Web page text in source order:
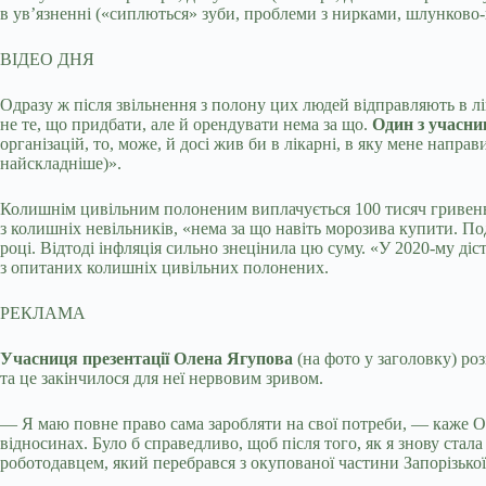
в ув’язненні («сиплються» зуби, проблеми з нирками,
ВІДЕО ДНЯ
Одразу ж після звільнення з полону цих людей відправляють в
не те, що придбати, але й орендувати нема за що. Один з
організацій, то, може, й досі жив би в лікарні, в яку мене
найскладніше)».
Колишнім цивільним полоненим виплачується 100 тисяч
з колишніх невільників, «нема за що навіть морозива купити.
році. Відтоді інфляція сильно знецінила цю суму. «У 2020-му
з опитаних колишніх цивільних полонених.
РЕКЛАМА
Учасниця презентації Олена Ягупова (на фото у заголовку)
та це закінчилося для неї нервовим зривом.
— Я маю повне право сама заробляти на свої потреби, — каже
відносинах. Було б справедливо, щоб після того, як я знову
роботодавцем, який перебрався з окупованої частини